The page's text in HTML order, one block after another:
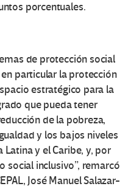
porcentuales.
de protección social
particular la protección
estratégico para la
que pueda tener
de la pobreza,
y los bajos niveles
Latina y el Caribe, y, por
social inclusivo”, remarcó
José Manuel Salazar-